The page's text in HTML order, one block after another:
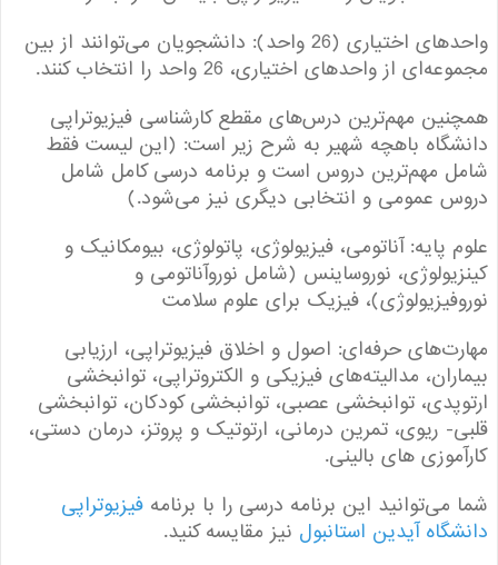
واحدهای اختیاری (26 واحد): دانشجویان می‌توانند از بین
از واحدهای اختیاری، 26 واحد را انتخاب کنند.
مهم‌ترین درس‌های مقطع کارشناسی فیزیوتراپی
باهچه شهیر به شرح زیر است: (این لیست فقط
مهم‌ترین دروس ‌است و برنامه درسی کامل شامل
عمومی و انتخابی دیگری نیز می‌شود.)
پایه: آناتومی، فیزیولوژی، پاتولوژی، بیومکانیک و
نوروساینس (شامل نوروآناتومی و
فیزیک برای علوم سلامت
حرفه‌ای: اصول و اخلاق فیزیوتراپی، ارزیابی
مدالیته‌های فیزیکی و الکتروتراپی، توانبخشی
توانبخشی عصبی، توانبخشی کودکان، توانبخشی
ریوی، تمرین درمانی، ارتوتیک و پروتز، درمان دستی،
های بالینی.
این برنامه درسی را با برنامهفیزیوتراپی
آیدین استانبولنیز مقایسه کنید.